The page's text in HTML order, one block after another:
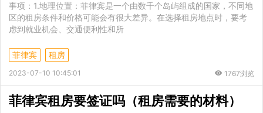
事项：1.地理位置：菲律宾是一个由数千个岛屿组成的国家，不同地
区的租房条件和价格可能会有很大差异。在选择租房地点时，要考
虑到就业机会、交通便利性和所
菲律宾 租房
2023-07-10 10:45:01 1767浏览
菲律宾租房要签证吗（租房需要的材料）